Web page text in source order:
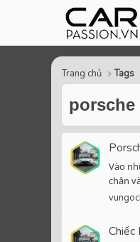
Trang chủ Tags
porsche
Vào
chân
Chiếc